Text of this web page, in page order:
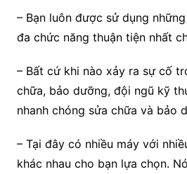
– Bạn luôn được sử dụng
đa chức năng thuận tiện nhất
– Bất cứ khi nào xảy ra sự cố
chữa, bảo dưỡng, đội ngũ kỹ
nhanh chóng sửa chữa và bảo
– Tại đây có nhiều máy với
khác nhau cho bạn lựa chọn.